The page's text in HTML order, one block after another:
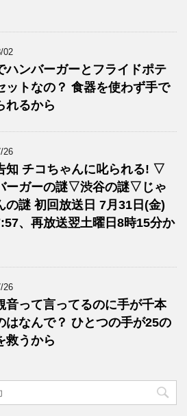
02
ハンバーガーとフライドポテ
ットなの？ 食器を使わず手で
れるから
26
知 チコちゃんに叱られる! ▽
ーガーの謎▽渋谷の謎▽じゃ
の謎 初回放送日 7月31日(金)
、再放送翌土曜日8時15分か
26
音って言ってるのに手が千本
はなんで？ ひとつの手が25の
救うから